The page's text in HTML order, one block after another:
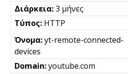
3 μήνες
HTTP
yt-remote-connected-
devices
youtube.com